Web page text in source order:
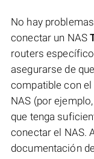
No hay
conectar un NAS
routers
asegurarse de
compatible con
NAS (por
que tenga
conectar el NAS.
documentación